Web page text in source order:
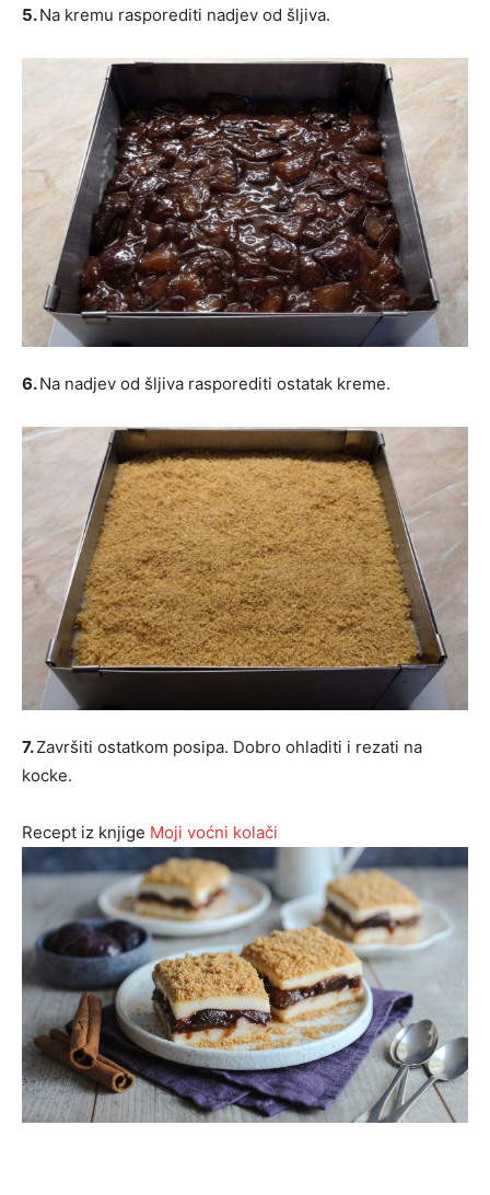
5.Na kremu rasporediti nadjev od šljiva.
6.Na nadjev od šljiva rasporediti ostatak kreme.
7.Završiti ostatkom posipa. Dobro ohladiti i rezati na
kocke.
Recept iz knjige Moji voćni kolači